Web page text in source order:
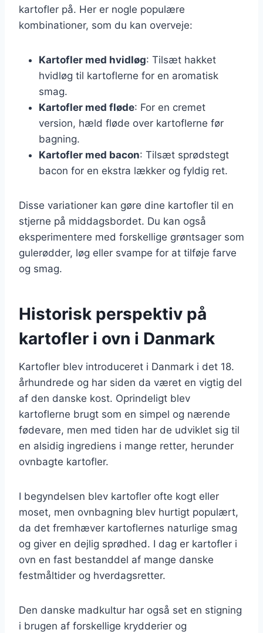
kartofler på. Her er nogle populære
kombinationer, som du kan overveje:
Kartofler med hvidløg: Tilsæt hakket
hvidløg til kartoflerne for en aromatisk
smag.
Kartofler med fløde: For en cremet
version, hæld fløde over kartoflerne før
bagning.
Kartofler med bacon: Tilsæt sprødstegt
bacon for en ekstra lækker og fyldig ret.
Disse variationer kan gøre dine kartofler til en
stjerne på middagsbordet. Du kan også
eksperimentere med forskellige grøntsager som
gulerødder, løg eller svampe for at tilføje farve
og smag.
Historisk perspektiv på
kartofler i ovn i Danmark
Kartofler blev introduceret i Danmark i det 18.
århundrede og har siden da været en vigtig del
af den danske kost. Oprindeligt blev
kartoflerne brugt som en simpel og nærende
fødevare, men med tiden har de udviklet sig til
en alsidig ingrediens i mange retter, herunder
ovnbagte kartofler.
I begyndelsen blev kartofler ofte kogt eller
moset, men ovnbagning blev hurtigt populært,
da det fremhæver kartoflernes naturlige smag
og giver en dejlig sprødhed. I dag er kartofler i
ovn en fast bestanddel af mange danske
festmåltider og hverdagsretter.
Den danske madkultur har også set en stigning
i brugen af forskellige krydderier og